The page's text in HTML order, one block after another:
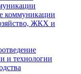
коммуникации
ЖКХ и
и технологии